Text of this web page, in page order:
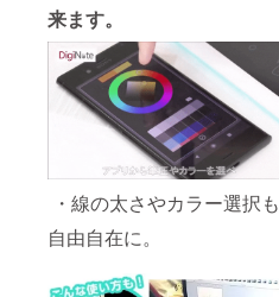
来ます。
・線の太さやカラー選択も
自由自在に。